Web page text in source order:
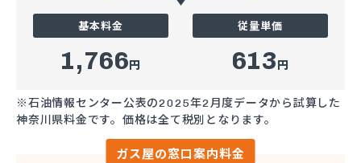
基本料金
1,766円
従量単価
613円
※石油情報センター公表の2025年2月度データから試算した
神奈川県料金です。価格は全て税別となります。
ガス屋の窓口案内料金